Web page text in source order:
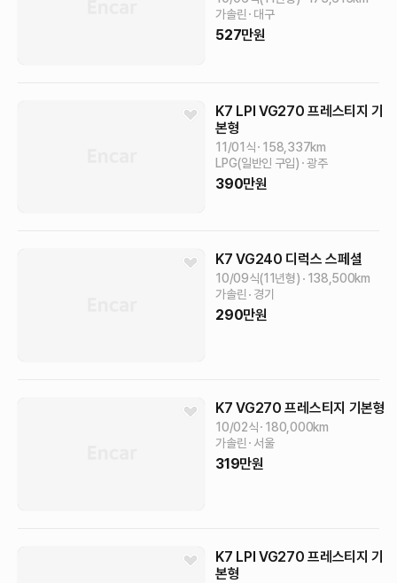
가솔린
대구
527만원
K7 LPI VG270 프레스티지 기
본형
11/01식 158,337km
LPG(일반인 구입) 광주
390만원
K7 VG240 디럭스 스페셜
10/09식(11년형) 138,500km
가솔린
경기
290만원
K7 VG270 프레스티지 기본형
10/02식 180,000km
가솔린
서울
319만원
K7 LPI VG270 프레스티지 기
본형